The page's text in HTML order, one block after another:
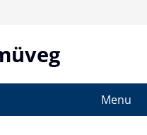
Menu